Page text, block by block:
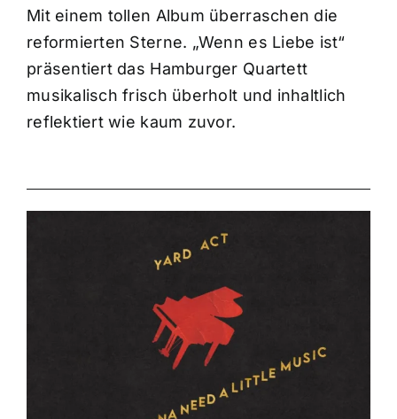
Mit einem tollen Album überraschen die
reformierten Sterne. „Wenn es Liebe ist“
präsentiert das Hamburger Quartett
musikalisch frisch überholt und inhaltlich
reflektiert wie kaum zuvor.